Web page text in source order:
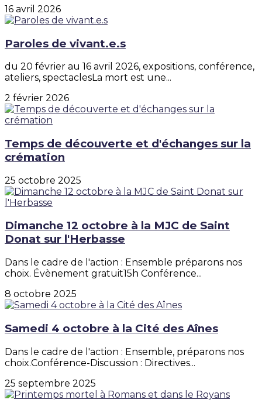
16 avril 2026
Paroles de vivant.e.s
du 20 février au 16 avril 2026, expositions, conférence,
ateliers, spectaclesLa mort est une...
2 février 2026
Temps de découverte et d'échanges sur la
crémation
25 octobre 2025
Dimanche 12 octobre à la MJC de Saint
Donat sur l'Herbasse
Dans le cadre de l'action : Ensemble préparons nos
choix. Évènement gratuit15h Conférence...
8 octobre 2025
Samedi 4 octobre à la Cité des Aînes
Dans le cadre de l'action : Ensemble, préparons nos
choix.Conférence-Discussion : Directives...
25 septembre 2025